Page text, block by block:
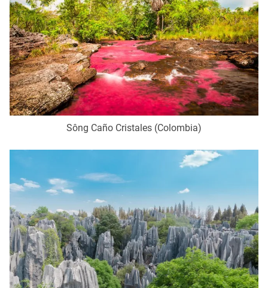
THỜI BÁO VTV
Theo dõi báo trên
Cơ quan chủ quản:Đài Truyền hình Việt Nam
Cơ quan báo chí:Thời báo VTV
Giấy phép hoạt động báo in và báo điện tử số 483/GP-BTTTT
Phó Tổng Biên tập:Nguyễn Thị Mỹ Hạnh, Phạm Quốc Thắng,
Nguyễn Trọng Ninh
Tổng đài VTV:
024.38 355 931 - 024.38 355 932
Ðiện thoại Thời báo VTV:024.66 897 897
Email:toasoan@vtv.vn
Liên hệ quảng cáo:024-7300.7108
Sông Caño Cristales (Colombia)